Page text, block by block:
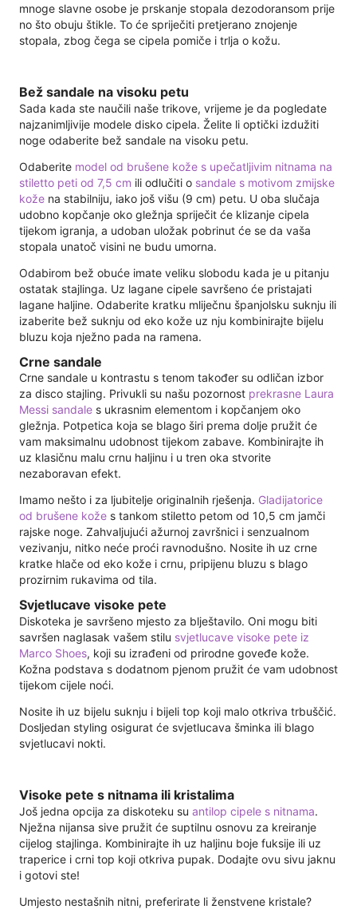
mnoge slavne osobe je prskanje stopala dezodoransom prije
no što obuju štikle. To će spriječiti pretjerano znojenje
stopala, zbog čega se cipela pomiče i trlja o kožu.
Bež sandale na visoku petu
Sada kada ste naučili naše trikove, vrijeme je da pogledate
najzanimljivije modele disko cipela. Želite li optički izdužiti
noge odaberite bež sandale na visoku petu.
Odaberite model od brušene kože s upečatljivim nitnama na
stiletto peti od 7,5 cm ili odlučiti o sandale s motivom zmijske
kože na stabilniju, iako još višu (9 cm) petu. U oba slučaja
udobno kopčanje oko gležnja spriječit će klizanje cipela
tijekom igranja, a udoban uložak pobrinut će se da vaša
stopala unatoč visini ne budu umorna.
Odabirom bež obuće imate veliku slobodu kada je u pitanju
ostatak stajlinga. Uz lagane cipele savršeno će pristajati
lagane haljine. Odaberite kratku mliječnu španjolsku suknju ili
izaberite bež suknju od eko kože uz nju kombinirajte bijelu
bluzu koja nježno pada na ramena.
Crne sandale
Crne sandale u kontrastu s tenom također su odličan izbor
za disco stajling. Privukli su našu pozornost prekrasne Laura
Messi sandale s ukrasnim elementom i kopčanjem oko
gležnja. Potpetica koja se blago širi prema dolje pružit će
vam maksimalnu udobnost tijekom zabave. Kombinirajte ih
uz klasičnu malu crnu haljinu i u tren oka stvorite
nezaboravan efekt.
Imamo nešto i za ljubitelje originalnih rješenja. Gladijatorice
od brušene kože s tankom stiletto petom od 10,5 cm jamči
rajske noge. Zahvaljujući ažurnoj završnici i senzualnom
vezivanju, nitko neće proći ravnodušno. Nosite ih uz crne
kratke hlače od eko kože i crnu, pripijenu bluzu s blago
prozirnim rukavima od tila.
Svjetlucave visoke pete
Diskoteka je savršeno mjesto za blještavilo. Oni mogu biti
savršen naglasak vašem stilu svjetlucave visoke pete iz
Marco Shoes, koji su izrađeni od prirodne goveđe kože.
Kožna podstava s dodatnom pjenom pružit će vam udobnost
tijekom cijele noći.
Nosite ih uz bijelu suknju i bijeli top koji malo otkriva trbuščić.
Dosljedan styling osigurat će svjetlucava šminka ili blago
svjetlucavi nokti.
Visoke pete s nitnama ili kristalima
Još jedna opcija za diskoteku su antilop cipele s nitnama.
Nježna nijansa sive pružit će suptilnu osnovu za kreiranje
cijelog stajlinga. Kombinirajte ih uz haljinu boje fuksije ili uz
traperice i crni top koji otkriva pupak. Dodajte ovu sivu jaknu
i gotovi ste!
Umjesto nestašnih nitni, preferirate li ženstvene kristale?